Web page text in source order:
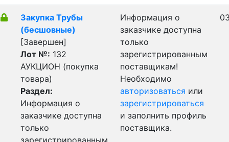
Закупка Трубы
(бесшовные)
[Завершен]
Лот №: 132
АУКЦИОН (покупка
товара)
Раздел:
Информация о
заказчике доступна
только
зарегистрированным
Информация о
заказчике доступна
только
зарегистрированным
поставщикам!
Необходимо
авторизоваться или
зарегистрироваться
и заполнить профиль
поставщика.